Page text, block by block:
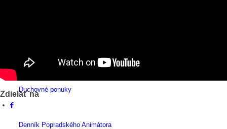
Duchovné ponuky
Denník Popradského Animátora
Zdielať na